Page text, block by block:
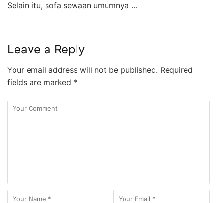
Selain itu, sofa sewaan umumnya …
Leave a Reply
Your email address will not be published. Required
fields are marked *